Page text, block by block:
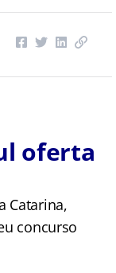
oferta
Catarina,
concurso